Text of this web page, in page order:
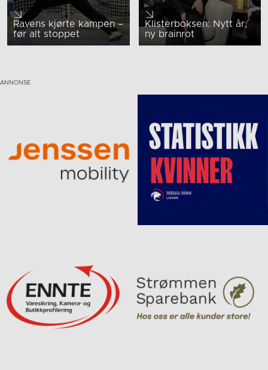
Ravens kjørte kampen –
før alt stoppet
Klisterboksen: Nytt år,
ny brainrot